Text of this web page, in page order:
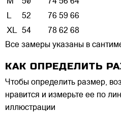
M 50 74 56 64
L
52 76 59 66
XL 54 78 62 68
Все замеры указаны в
КАК ОПРЕДЕЛИТЬ
Чтобы определить размер,
нравится и измерьте ее по
иллюстрации